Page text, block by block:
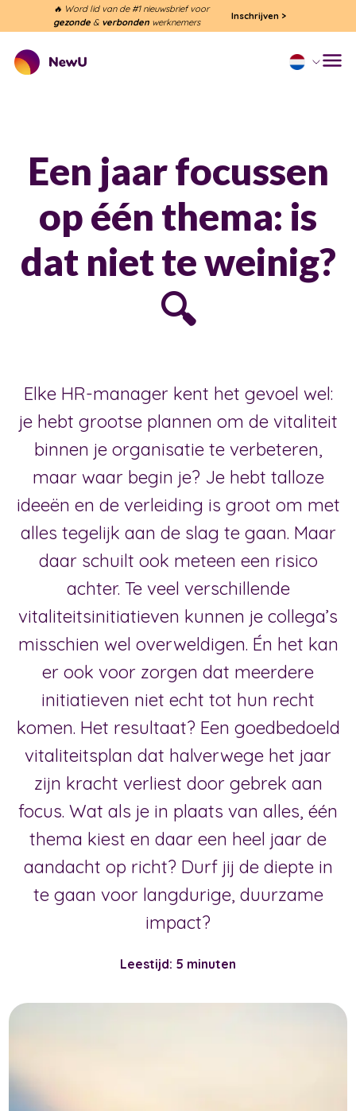
🔥 Word lid van de #1 nieuwsbrief voor
gezonde & verbonden werknemers
Inschrijven >
Een jaar focussen
op één thema: is
dat niet te weinig?
🔍
Elke HR-manager kent het gevoel wel:
je hebt grootse plannen om de vitaliteit
binnen je organisatie te verbeteren,
maar waar begin je? Je hebt talloze
ideeën en de verleiding is groot om met
alles tegelijk aan de slag te gaan. Maar
daar schuilt ook meteen een risico
achter. Te veel verschillende
vitaliteitsinitiatieven kunnen je collega’s
misschien wel overweldigen. Én het kan
er ook voor zorgen dat meerdere
initiatieven niet echt tot hun recht
komen. Het resultaat? Een goedbedoeld
vitaliteitsplan dat halverwege het jaar
zijn kracht verliest door gebrek aan
focus. Wat als je in plaats van alles, één
thema kiest en daar een heel jaar de
aandacht op richt? Durf jij de diepte in
te gaan voor langdurige, duurzame
impact?
Leestijd: 5 minuten